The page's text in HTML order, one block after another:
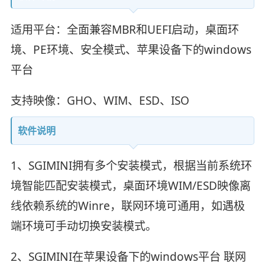
适用平台：全面兼容MBR和UEFI启动，桌面环
境、PE环境、安全模式、苹果设备下的windows
平台
支持映像：GHO、WIM、ESD、ISO
软件说明
1、SGIMINI拥有多个安装模式，根据当前系统环
境智能匹配安装模式，桌面环境WIM/ESD映像离
线依赖系统的Winre，联网环境可通用，如遇极
端环境可手动切换安装模式。
2、SGIMINI在苹果设备下的windows平台 联网